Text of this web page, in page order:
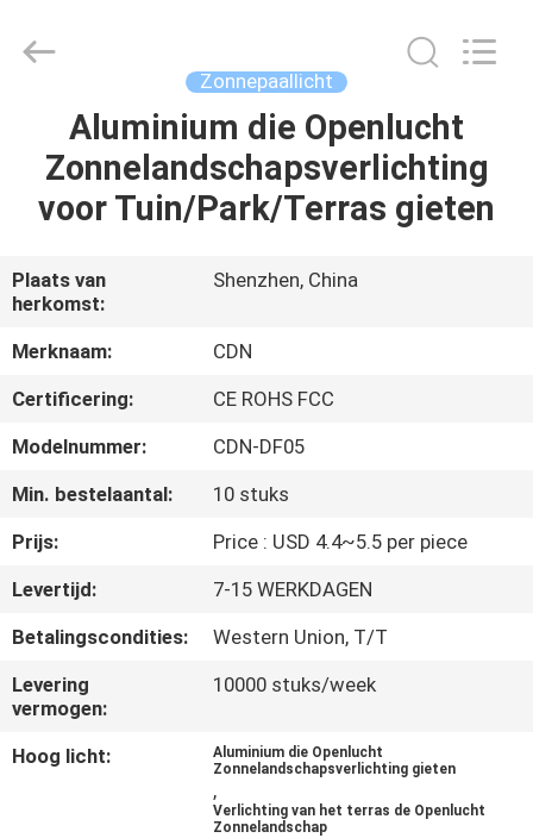
HUIS
PRODUCTEN
OVER
ONS
FABRIEKSRONDLEIDING
NEEM
CONTACT
MET
ONS
OP
Ltd..
Zonnepaallicht
Aluminium die Openlucht
Zonnelandschapsverlichting
voor Tuin/Park/Terras gieten
Plaats van
herkomst:
Shenzhen, China
Merknaam:
CDN
Certificering:
CE ROHS FCC
Modelnummer:
CDN-DF05
Min. bestelaantal:
10 stuks
Prijs:
Price : USD 4.4~5.5 per piece
Levertijd:
7-15 WERKDAGEN
Betalingscondities:
Western Union, T/T
Levering
vermogen:
10000 stuks/week
Hoog licht:
Aluminium die Openlucht
Zonnelandschapsverlichting gieten
,
Verlichting van het terras de Openlucht
Zonnelandschap